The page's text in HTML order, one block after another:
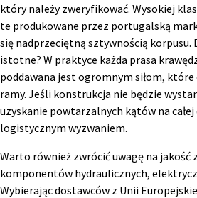
który należy zweryfikować. Wysokiej
te produkowane przez portugalską
się nadprzeciętną sztywnością korpusu.
istotne? W praktyce każda prasa
poddawana jest ogromnym siłom, które
ramy. Jeśli konstrukcja nie będzie
uzyskanie powtarzalnych kątów na całej
logistycznym wyzwaniem.
Warto również zwrócić uwagę na jakość
komponentów hydraulicznych,
Wybierając dostawców z Unii